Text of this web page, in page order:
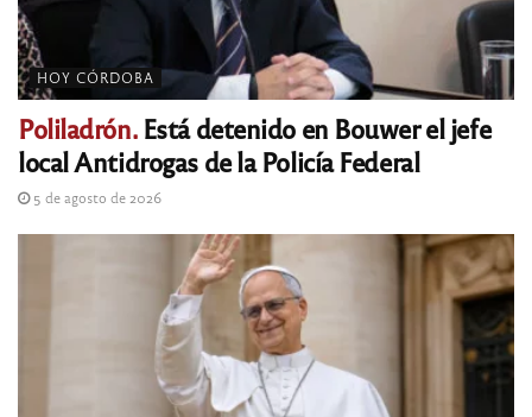
HOY CÓRDOBA
Poliladrón.Está detenido en Bouwer el jefe
local Antidrogas de la Policía Federal
5 de agosto de 2026